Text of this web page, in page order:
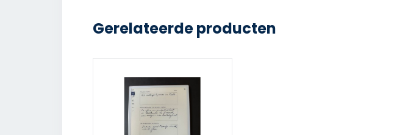
Gerelateerde producten